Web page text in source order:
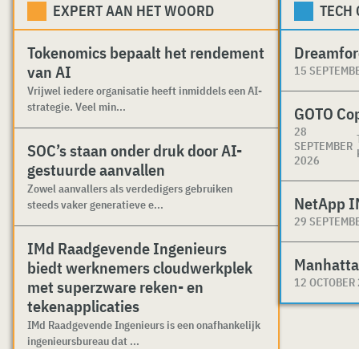
EXPERT AAN HET WOORD
Tokenomics bepaalt het rendement
van AI
Vrijwel iedere organisatie heeft inmiddels een AI-
strategie. Veel min...
SOC’s staan onder druk door AI-
gestuurde aanvallen
Zowel aanvallers als verdedigers gebruiken
steeds vaker generatieve e...
IMd Raadgevende Ingenieurs
biedt werknemers cloudwerkplek
met superzware reken- en
tekenapplicaties
IMd Raadgevende Ingenieurs is een onafhankelijk
ingenieursbureau dat ...
TECH
15
GOTO
28
SEPTEMBER
2026
NetApp
29
12